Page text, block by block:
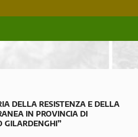
DELLA RESISTENZA E DELLA
IN PROVINCIA DI
GILARDENGHI”